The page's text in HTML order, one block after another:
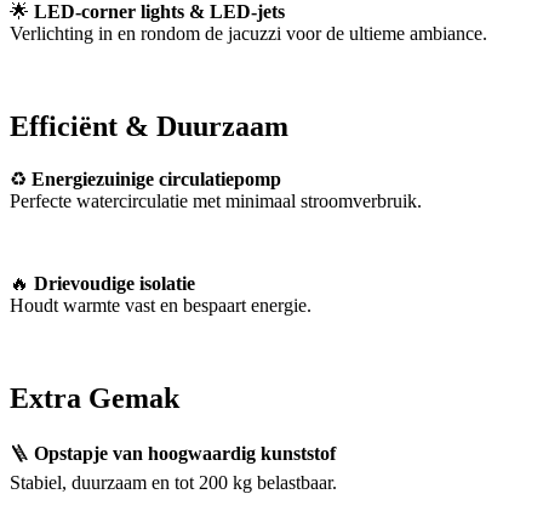
🌟 LED-corner lights & LED-jets
Verlichting in en rondom de jacuzzi voor de ultieme ambiance.
Efficiënt & Duurzaam
♻ Energiezuinige circulatiepomp
Perfecte watercirculatie met minimaal stroomverbruik.
🔥 Drievoudige isolatie
Houdt warmte vast en bespaart energie.
Extra Gemak
🪜 Opstapje van hoogwaardig kunststof
Stabiel, duurzaam en tot 200 kg belastbaar.